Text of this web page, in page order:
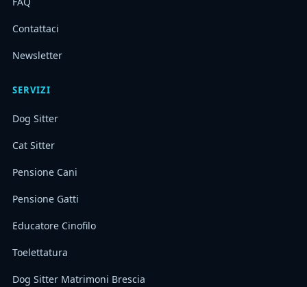
Contattaci
Newsletter
SERVIZI
Dog Sitter
Cat Sitter
Pensione Cani
Pensione Gatti
Educatore Cinofilo
Toelettatura
Dog Sitter Matrimoni Brescia